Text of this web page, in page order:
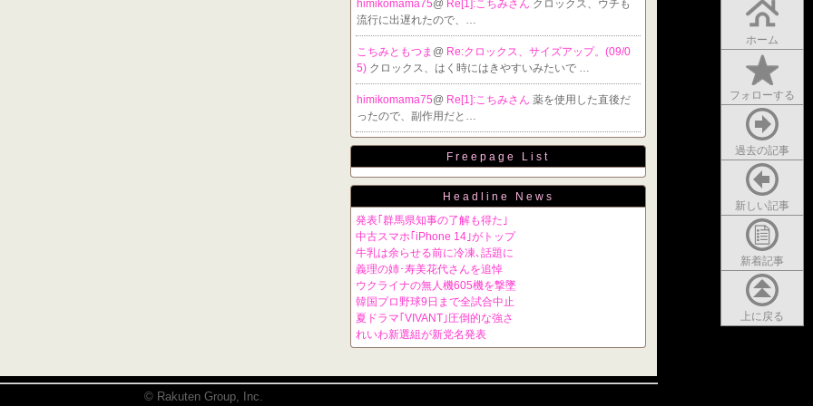
ホーム
フォローする
過去の記事
新しい記事
新着記事
上に戻る
himikomama75@ Re[1]:こちみさん クロックス、ウチも
流行に出遅れたので、…
こちみともつま @ Re:クロックス、サイズアップ。(09/0
5) クロックス、はく時にはきやすいみたいで …
himikomama75@ Re[1]:こちみさん 薬を使用した直後だ
ったので、副作用だと…
Freepage List
Headline News
発表｢群馬県知事の了解も得た｣
中古スマホ｢iPhone 14｣がトップ
牛乳は余らせる前に冷凍､話題に
義理の姉･寿美花代さんを追悼
ウクライナの無人機605機を撃墜
韓国プロ野球9日まで全試合中止
夏ドラマ｢VIVANT｣圧倒的な強さ
れいわ新選組が新党名発表
© Rakuten Group, Inc.